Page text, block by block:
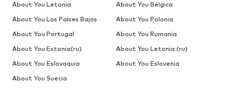
About You Letonia
About You Bélgica
About You Los Países Bajos
About You Polonia
About You Portugal
About You Rumania
About You Estonia(ru)
About You Letonia (ru)
About You Eslovaquia
About You Eslovenia
About You Suecia